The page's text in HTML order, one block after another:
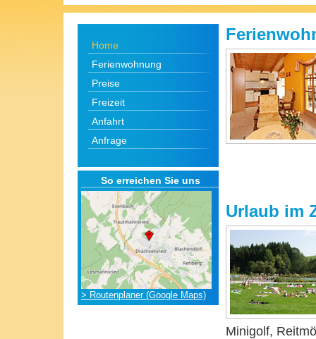
Home
Ferienwohnung
Preise
Freizeit
Anfahrt
Anfrage
So erreichen Sie uns
> Routenplaner (Google Maps)
Urlaub im
Minigolf,